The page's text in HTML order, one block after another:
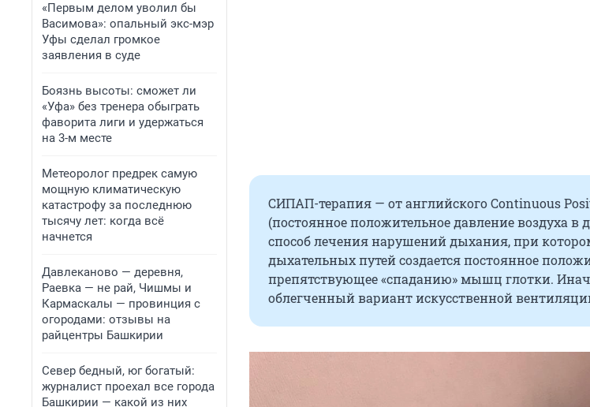
«Первым делом уволил бы
Васимова»: опальный экс-мэр
Уфы сделал громкое
заявления в суде
Боязнь высоты: сможет ли
«Уфа» без тренера обыграть
фаворита лиги и удержаться
на 3-м месте
Метеоролог предрек самую
мощную климатическую
катастрофу за последнюю
тысячу лет: когда всё
начнется
Давлеканово — деревня,
Раевка — не рай, Чишмы и
Кармаскалы — провинция с
огородами: отзывы на
райцентры Башкирии
Север бедный, юг богатый:
журналист проехал все города
Башкирии — какой из них
СИПАП-терапия — от английского Continuous
(постоянное положительное давление воздуха в
способ лечения нарушений дыхания, при
дыхательных путей создается постоянное
препятствующее «спаданию» мышц глотки.
облегченный вариант искусственной